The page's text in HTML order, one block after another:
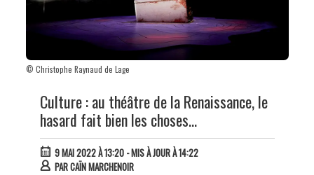
© Christophe Raynaud de Lage
Culture : au théâtre de la Renaissance, le
hasard fait bien les choses…
9 MAI 2022 À 13:20- MIS À JOUR À 14:22
PARCAÏN MARCHENOIR